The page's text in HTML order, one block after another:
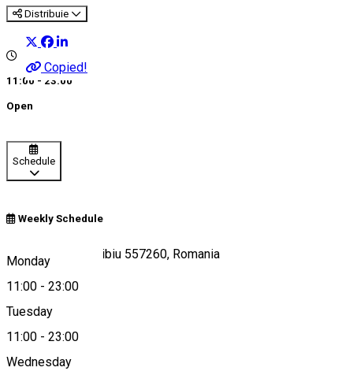
Distribuie
Copied!
11:00 - 23:00
Open
Schedule
Weekly Schedule
Monday
11:00 - 23:00
Tuesday
11:00 - 23:00
Wednesday
Strada Hegel 3, Sibiu 557260, Romania
Map